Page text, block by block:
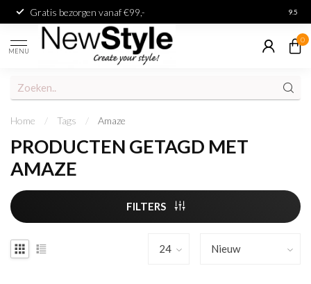
Gratis bezorgen vanaf €99,- 9.5
MENU
0
Home / Tags / Amaze
PRODUCTEN GETAGD MET
AMAZE
FILTERS